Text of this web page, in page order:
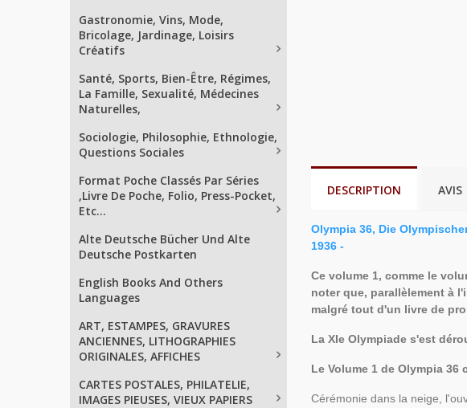
Gastronomie, Vins, Mode,
Bricolage, Jardinage, Loisirs
Créatifs
Santé, Sports, Bien-Être, Régimes,
La Famille, Sexualité, Médecines
Naturelles,
Sociologie, Philosophie, Ethnologie,
Questions Sociales
Format Poche Classés Par Séries
,Livre De Poche, Folio, Press-Pocket,
Etc...
Alte Deutsche Bücher Und Alte
Deutsche Postkarten
English Books And Others
Languages
ART, ESTAMPES, GRAVURES
ANCIENNES, LITHOGRAPHIES
ORIGINALES, AFFICHES
CARTES POSTALES, PHILATELIE,
IMAGES PIEUSES, VIEUX PAPIERS
DESCRIPTION AVIS
Olympia 36, Die
1936 -
Ce volume 1, comme le
noter que, parallèlement à
malgré tout d'un livre de
La XIe Olympiade s'est
Le Volume 1 de Olympia
Cérémonie dans la neige,